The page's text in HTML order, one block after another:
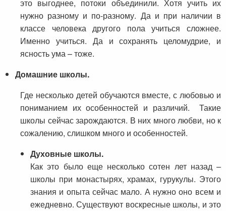
это выгоднее, потоки объединили. Хотя учить их
нужно разному и по-разному. Да и при наличии в
классе человека другого пола учиться сложнее.
Именно учиться. Да и сохранять целомудрие, и
ясность ума – тоже.
Домашние школы.
Где несколько детей обучаются вместе, с любовью и
пониманием их особенностей и различий. Такие
школы сейчас зарождаются. В них много любви, но к
сожалению, слишком много и особенностей.
Духовные школы.
Как это было еще несколько сотен лет назад –
школы при монастырях, храмах, гурукулы. Этого
знания и опыта сейчас мало. А нужно оно всем и
ежедневно. Существуют воскресные школы, и это